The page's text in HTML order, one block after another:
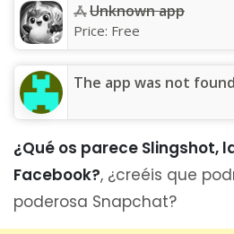
Unknown app
Price: Free
The app was not
¿Qué os parece Slingshot,
Facebook?, ¿creéis que
poderosa Snapchat?